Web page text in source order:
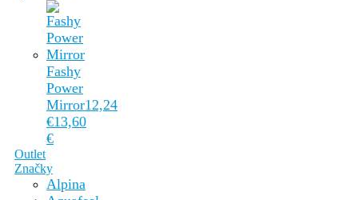
Fashy
Power
Mirror12,24
€13,60
€
Outlet
Značky
Alpina